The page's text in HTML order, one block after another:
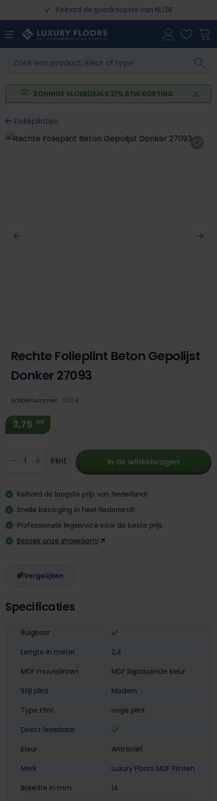
Ga naar de hoofdinhoudKeihard de goedkoopste van NL/BE
ZONNIGE VLOERDEALS 21% BTW KORTING
Folieplinten
Afbeeldingengalerij overslaan
Specificaties
Buigbaar
Lengte in meter
2,4
MDF muurplinten
MDF bijpassende kleur
Stijl plint
Modern
Type Plint
Hoge plint
Direct leverbaar
Kleur
Antraciet
Merk
Luxury Floors MDF Plinten
Breedte in mm
14
Rechte Folieplint Beton Gepolijst
Donker 27093
Artikelnummer: 6324
3,75 m¹
Producthoeveelheid: Voer de
Plint In de winkelwagen
Keihard de laagste prijs van Nederland!
Snelle bezorging in heel Nederland!
Professionele legservice voor de beste prijs
Bezoek onze showroom!
Vergelijken